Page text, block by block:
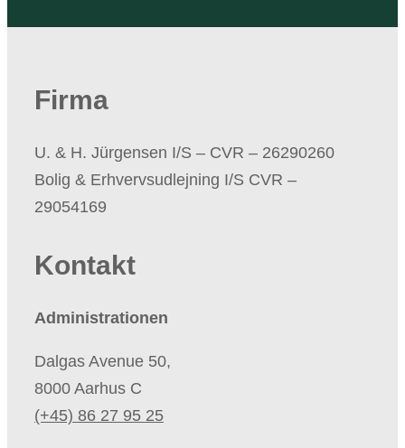
Firma
​U. & H. Jürgensen I/S – CVR – 26290260
Bolig & Erhvervsudlejning I/S CVR –
29054169
Kontakt
Administrationen
Dalgas Avenue 50,
8000 Aarhus C
(+45) 86 27 95 25